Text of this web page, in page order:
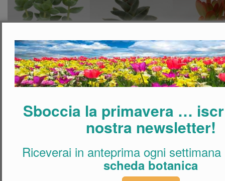
Crassula rupestris
Crassula perfoliata var
falcata
Crassula
Acquista questa pianta
Acquista questa pianta
Caratteristiche in breve
Famiglia:
Crassulaceae
Sboccia la primavera …
nostra newsletter!
Riceverai in anteprima ogni
scheda botanica